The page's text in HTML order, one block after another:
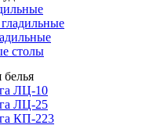
столы
ЛЦ-10
ЛЦ-25
КП-223